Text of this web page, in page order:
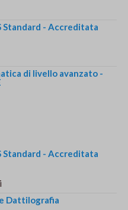
Standard - Accreditata
di livello avanzato -
Standard - Accreditata
Dattilografia